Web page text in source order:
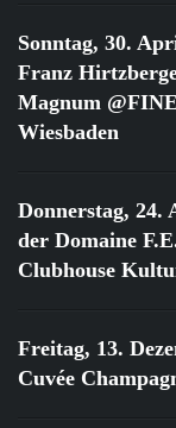
Sonntag, 30.
Franz
Magnum
Wiesbaden
Donnerstag, 24.
der Domaine
Clubhouse
Freitag, 13.
Cuvée